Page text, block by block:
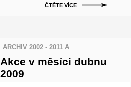
ČTĚTE VÍCE
ARCHIV 2002 - 2011 A
Akce v měsíci dubnu
2009